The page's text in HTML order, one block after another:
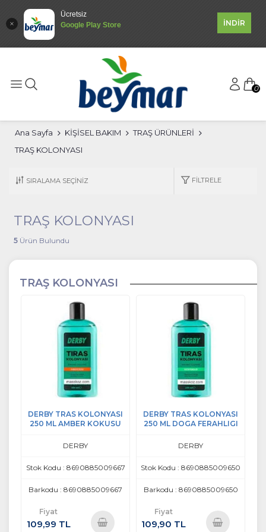
Ücretsiz
Google Play Store
İNDİR
0
Ana Sayfa KİŞİSEL BAKIM
TRAŞ ÜRÜNLERİ
TRAŞ KOLONYASI
FILTRELE
TRAŞ KOLONYASI
5Ürün Bulundu
TRAŞ KOLONYASI
DERBY TRAS KOLONYASI
250 ML AMBER KOKUSU
DERBY
Stok Kodu : 8690885009667
Barkodu : 8690885009667
Fiyat
109,99 TL
DERBY TRAS KOLONYASI
250 ML DOGA FERAHLIGI
DERBY
Stok Kodu : 8690885009650
Barkodu : 8690885009650
Fiyat
109,90 TL